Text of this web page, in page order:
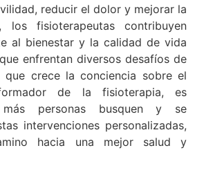
reducir el dolor y mejorar la
los fisioterapeutas contribuyen
al bienestar y la calidad de vida
enfrentan diversos desafíos de
que crece la conciencia sobre el
de la fisioterapia, es
personas busquen y se
intervenciones personalizadas,
hacia una mejor salud y